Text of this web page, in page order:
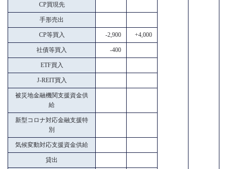
CP買現先
手形売出
CP等買入 -2,900 +4,000
社債等買入 -400
ETF買入
J-REIT買入
被災地金融機関支援資金供
給
新型コロナ対応金融支援特
別
気候変動対応支援資金供給
貸出